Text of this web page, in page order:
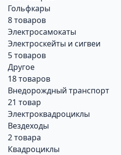
Гольфкары
8 товаров
Электросамокаты
Электроскейты и сигвеи
5 товаров
Другое
18 товаров
Внедорождный транспорт
21 товар
Электроквадроциклы
Вездеходы
2 товара
Квадроциклы